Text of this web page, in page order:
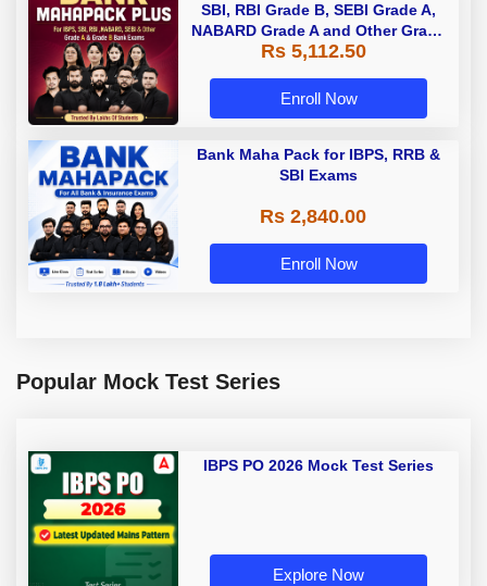
SBI, RBI Grade B, SEBI Grade A,
NABARD Grade A and Other Grade
A & Grade B Bank Exams
Rs 5,112.50
Enroll Now
Bank Maha Pack for IBPS, RRB &
SBI Exams
Rs 2,840.00
Enroll Now
Popular Mock Test Series
IBPS PO 2026 Mock Test Series
Explore Now